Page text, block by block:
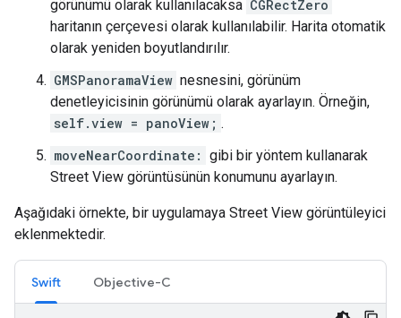
görünümü olarak kullanılacaksa CGRectZero
haritanın çerçevesi olarak kullanılabilir. Harita otomatik
olarak yeniden boyutlandırılır.
GMSPanoramaView nesnesini, görünüm
denetleyicisinin görünümü olarak ayarlayın. Örneğin,
self.view = panoView; .
moveNearCoordinate: gibi bir yöntem kullanarak
Street View görüntüsünün konumunu ayarlayın.
Aşağıdaki örnekte, bir uygulamaya Street View görüntüleyici
eklenmektedir.
Swift Objective-C